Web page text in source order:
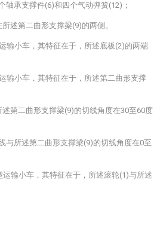
轴承支撑件(6)和四个气动弹簧(12)；
述第二曲形支撑梁(9)的两侧。
输小车，其特征在于，所述底板(2)的两端
输小车，其特征在于，所述第二曲形支撑
第二曲形支撑梁(9)的切线角度在30至60度
与所述第二曲形支撑梁(9)的切线角度在0至
输小车，其特征在于，所述滚轮(1)与所述